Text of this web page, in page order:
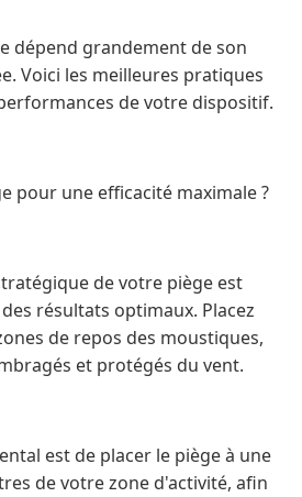
dépend grandement de son
Voici les meilleures pratiques
de votre dispositif.
pour une efficacité maximale ?
de votre piège est
résultats optimaux. Placez
de repos des moustiques,
et protégés du vent.
est de placer le piège à une
de votre zone d'activité, afin